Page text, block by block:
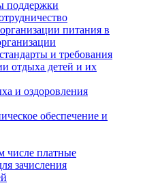
поддержки
питания в
и требования
отдыха детей и их
и оздоровления
обеспечение и
числе платные
зачисления